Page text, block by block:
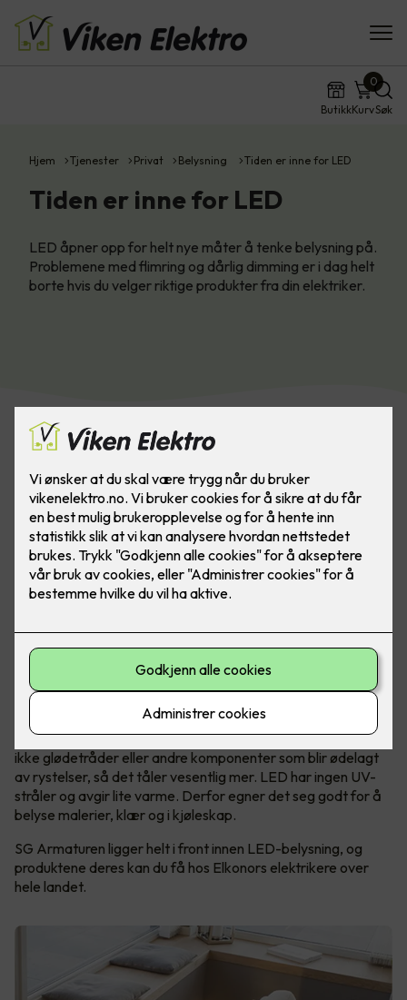
ButikkKurv
0
Søk
Hjem Tjenester Privat Belysning Tiden er inne for LED
Tiden er inne for LED
LED åpner opp for helt nye måter å tenke belysning på.
Problemene med flimring og dårlig dimming er i dag helt
borte hvis du velger riktige produkter fra din elektriker.
og ute, privat eller i næringsbygg. Det er i tillegg rimelig
og varer lenge!
Fordelene med LED er mange
Lavere strømforbruk er en kjent fordel. LED har dessuten
ikke glødetråder eller andre komponenter som blir ødelagt
av rystelser, så det tåler vesentlig mer. LED har ingen UV-
stråler og avgir lite varme. Derfor egner det seg godt for å
belyse malerier, klær og i kjøleskap.
SG Armaturen ligger helt i front innen LED-belysning, og
produktene deres kan du få hos Elkonors elektrikere over
hele landet.